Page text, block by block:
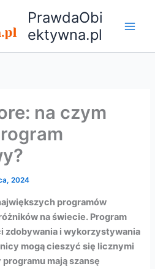
PrawdaObi
ektywna.pl
na czym
2024
programów
na świecie. Program
zdobywania i wykorzystywania
mogą cieszyć się licznymi
mają szansę